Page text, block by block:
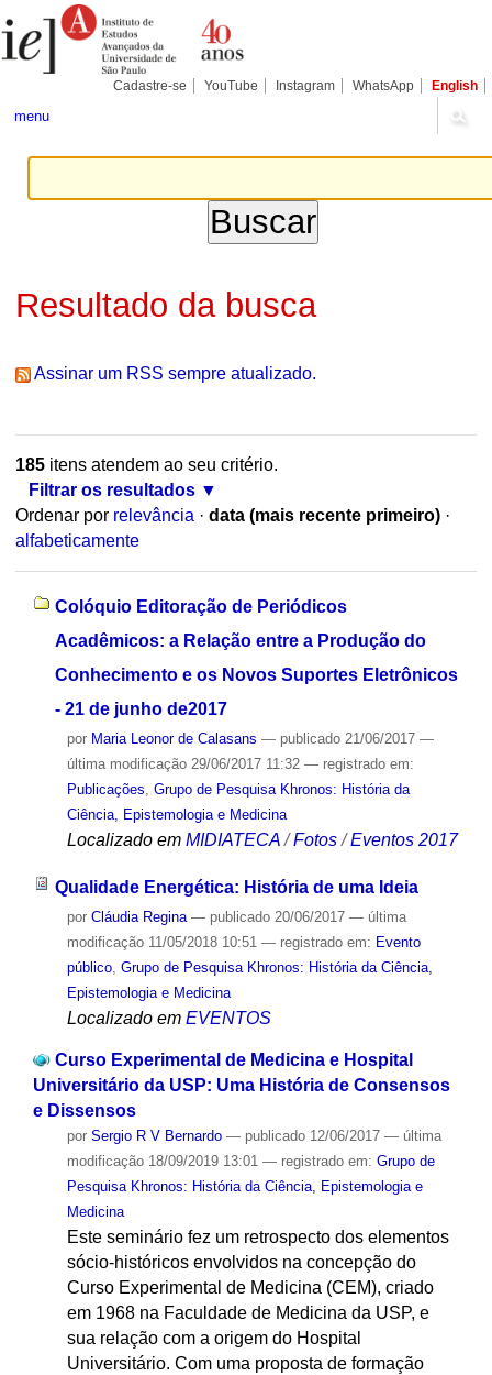
para
conteúdo.
Pessoais
Cadastre-se YouTube Instagram WhatsApp English
menu
Resultado da busca
Assinar um RSS sempre atualizado.
185itens atendem ao seu critério.
Filtrar os resultados
Ordenar por relevância · data (mais recente primeiro) ·
alfabeticamente
Colóquio Editoração de Periódicos
Acadêmicos: a Relação entre a Produção do
Conhecimento e os Novos Suportes Eletrônicos
- 21 de junho de2017
por Maria Leonor de Calasans — publicado21/06/2017 —
última modificação29/06/2017 11:32 — registrado em:
Publicações Grupo de Pesquisa Khronos: História da
Ciência, Epistemologia e Medicina
Localizado em MIDIATECA /Fotos /Eventos 2017
Qualidade Energética: História de uma Ideia
por Cláudia Regina — publicado20/06/2017 — última
modificação11/05/2018 10:51 — registrado em: Evento
público, Grupo de Pesquisa Khronos: História da Ciência,
Epistemologia e Medicina
Localizado em EVENTOS
Curso Experimental de Medicina e Hospital
Universitário da USP: Uma História de Consensos
e Dissensos
por Sergio R V Bernardo — publicado12/06/2017 — última
modificação18/09/2019 13:01 — registrado em: Grupo de
Pesquisa Khronos: História da Ciência, Epistemologia e
Medicina
Este seminário fez um retrospecto dos elementos
sócio-históricos envolvidos na concepção do
Curso Experimental de Medicina (CEM), criado
em 1968 na Faculdade de Medicina da USP, e
sua relação com a origem do Hospital
Universitário. Com uma proposta de formação